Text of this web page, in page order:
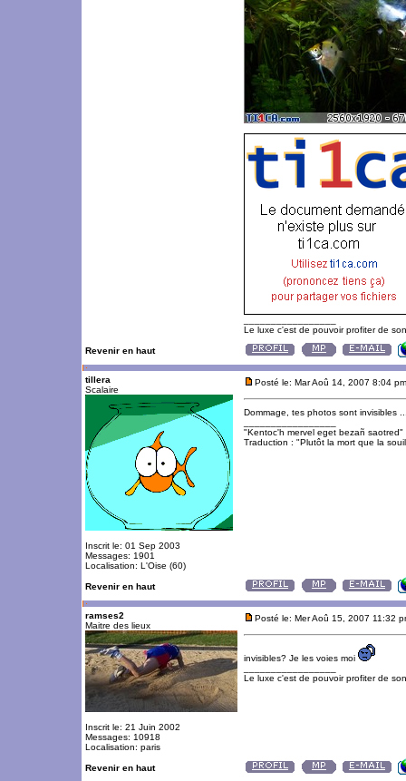
Le luxe c'est de pouvoir profiter de
Revenir en haut
tillera
Scalaire
Inscrit le: 01 Sep 2003
Messages: 1901
Localisation: L'Oise (60)
Posté le: Mar Aoû 14, 2007 8:04 pm
Dommage, tes photos sont invisibles
"Kentoc'h mervel eget bezañ saotred"
Traduction : "Plutôt la mort que la
Revenir en haut
ramses2
Maitre des lieux
Inscrit le: 21 Juin 2002
Messages: 10918
Localisation: paris
Posté le: Mer Aoû 15, 2007 11:32
invisibles? Je les voies moi
Le luxe c'est de pouvoir profiter de
Revenir en haut